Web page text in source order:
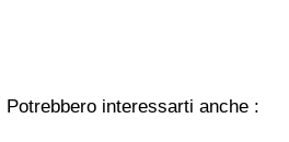
Potrebbero interessarti anche :